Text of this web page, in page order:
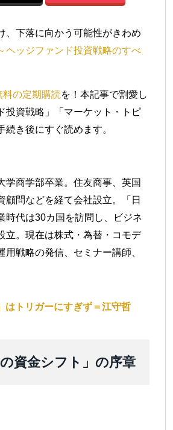
、下落に向かう可能性がきわめ
ヘッジファンド投資戦略のすべ
料の定期購読を！本記事で割愛し
投資戦略」「マーケット・トピ
き後にすぐ読めます。
学商学部卒業。住友商事、英国
問などを経て会社設立。「日
時代は30カ国を訪問し、ビジネ
立。現在は株式・為替・コモデ
戦略の発信、セミナー講師、
はトリガーにすぎず＝江守哲
資金シフト」の序章